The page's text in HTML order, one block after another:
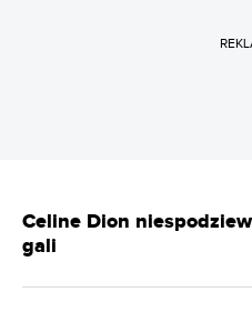
Celine Dion
gali